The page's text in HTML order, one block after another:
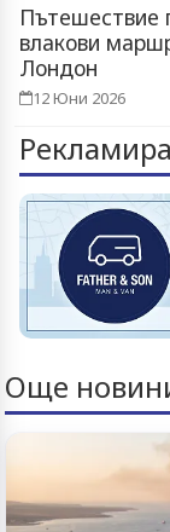
Пътешествие
влакови
Лондон
12 Юни 2026
Още